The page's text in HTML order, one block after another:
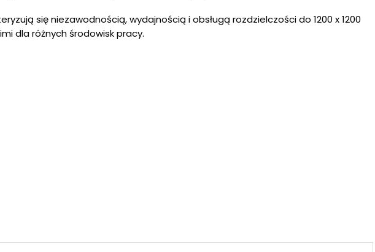
się niezawodnością, wydajnością i obsługą rozdzielczości do 1200 x 1200
dla różnych środowisk pracy.